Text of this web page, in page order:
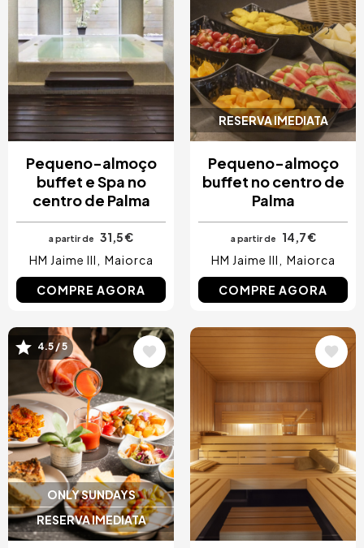
Costa Blanca, Espanha
Bilbao, Espanha
Cancun, Mexico
Amesterdão, Países Baixos
Nice, França
Pequeno-almoço
buffet e Spa no
centro de Palma
a partir de
31,5 €
HM Jaime III
Maiorca
COMPRE AGORA
RESERVA IMEDIATA
Pequeno-almoço
buffet no centro de
Palma
a partir de
14,7 €
HM Jaime III
Maiorca
COMPRE AGORA
ONLY SUNDAYS
RESERVA IMEDIATA
Imagem
4.5 / 5 Imagem